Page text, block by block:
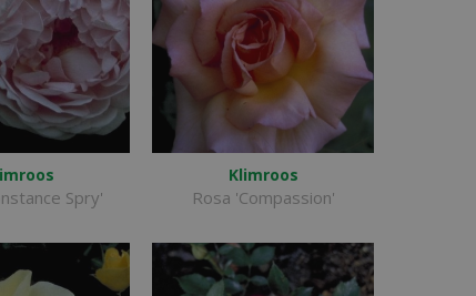
Spry'
Klimroos
Rosa 'Compassion'